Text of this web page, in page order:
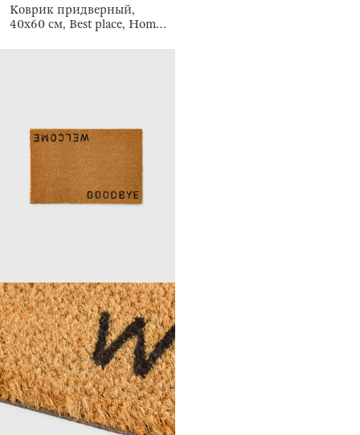
Коврик придверный,
40x60 см, Best place, Home